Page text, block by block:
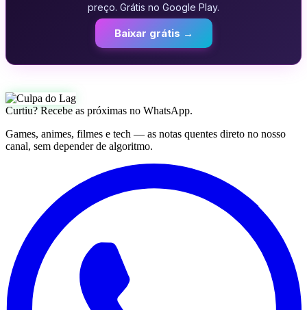
preço. Grátis no Google Play.
Baixar grátis →
Curtiu? Recebe as próximas no WhatsApp.
Games, animes, filmes e tech — as notas quentes direto no nosso
canal, sem depender de algoritmo.